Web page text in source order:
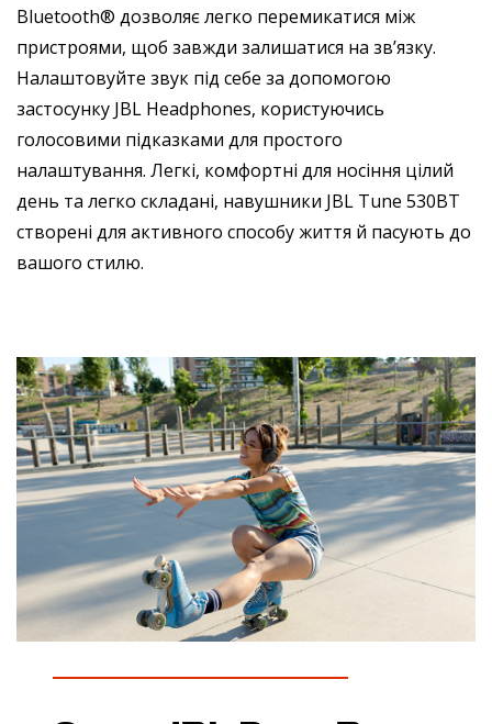
Bluetooth® дозволяє легко перемикатися між
пристроями, щоб завжди залишатися на зв’язку.
Налаштовуйте звук під себе за допомогою
застосунку JBL Headphones, користуючись
голосовими підказками для простого
налаштування. Легкі, комфортні для носіння цілий
день та легко складані, навушники JBL Tune 530BT
створені для активного способу життя й пасують до
вашого стилю.